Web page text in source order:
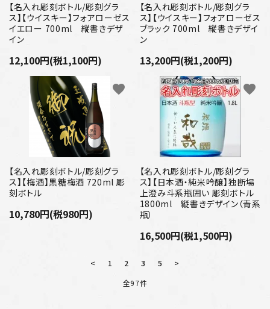
【名入れ彫刻ボトル/彫刻グラ
ス】【ウイスキー】フォアローゼス
イエロー 700ml 縦書きデザ
イン
12,100円(税1,100円)
【名入れ彫刻ボトル/彫刻グラ
ス】【ウイスキー】フォアローゼス
ブラック 700ml 縦書きデザイ
ン
13,200円(税1,200円)
【名入れ彫刻ボトル/彫刻グラ
ス】【梅酒】黒糖梅酒 720ml 彫
刻ボトル
10,780円(税980円)
favorite
【名入れ彫刻ボトル/彫刻グラ
ス】【日本酒・純米吟醸】独断場
上澄み斗系瓶囲い 彫刻ボトル
1800ml 縦書きデザイン（青系
瓶）
16,500円(税1,500円)
favorite
< 1 2 3 5
>
全97件